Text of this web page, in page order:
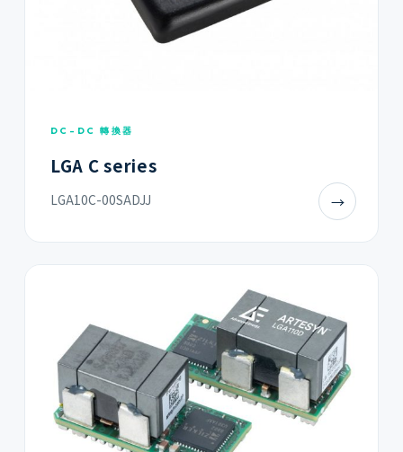
DC-DC 轉換器
LGA C series
LGA10C-00SADJJ →